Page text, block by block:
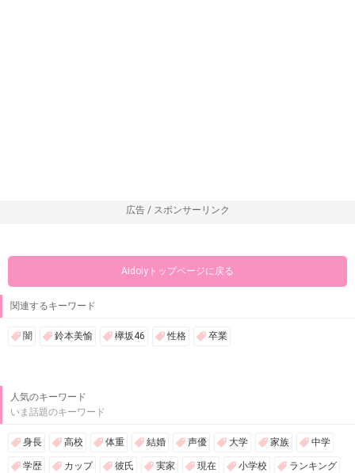
広告 / スポンサーリンク
Aidolyトップページに戻る
関連するキーワード
闇 鈴本美愉 欅坂46 性格 卒業
人気のキーワード
いま話題のキーワード
身長 高校 体重 結婚 声優 大学 家族 中学
学歴 カップ 彼氏 実家 現在 小学校 ランキング